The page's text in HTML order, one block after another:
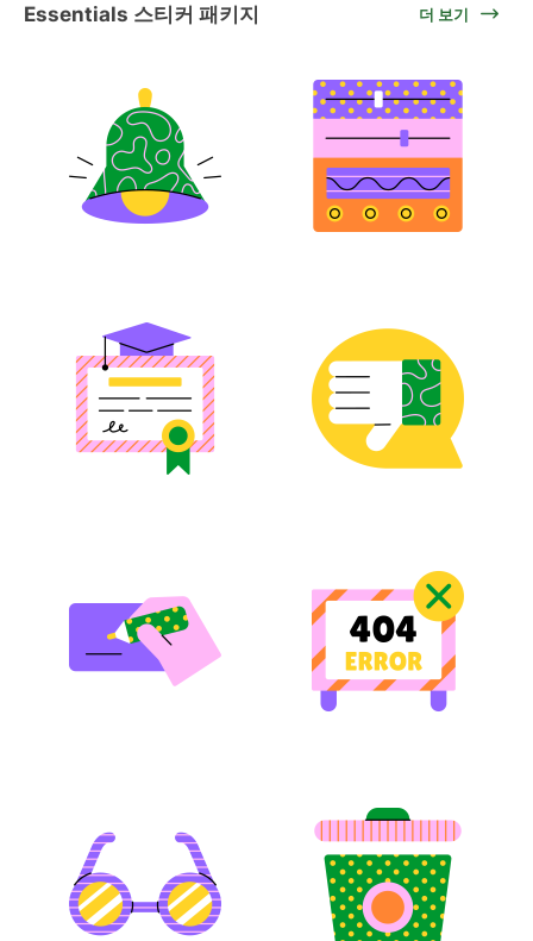
Essentials 스티커 패키지 더 보기